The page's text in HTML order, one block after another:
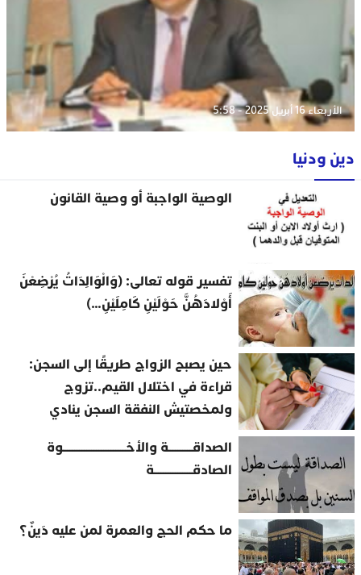
الأربعاء 16 أبريل 2025 - 5:58
دين ودنيا
الوصية الواجبة أو وصية القانون
تفسير قوله تعالى: (وَالْوَالِدَاتُ يُرْضِعْنَ
أَوْلادَهُنَّ حَوْلَيْنِ كَامِلَيْنِ…)
حين يصبح الزواج طريقًا إلى السجن:
قراءة في اختلال القيم..تزوج
ولمخصتيش النفقة السجن ينادي
الصداقــــــــــة والأخــــــــــــــــــــــــــوة
الصادقــــــــــــــــة
ما حكم الحج والعمرة لمن عليه دَينٌ؟